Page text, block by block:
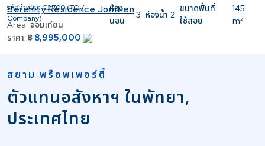
รหัสอ้างอิง: C2700 (TQ /
Company)
ห้อง
นอน
3 ห้องน้ำ 2
ขนาดพื้นที่
ใช้สอย
145
m²
Serenity Residence Jomtien
Area: จอมเทียน
ราคา: ฿ 8,995,000
สยาม พร๊อพเพอร์ตี้
ตัวแทนอสังหาฯ ในพัทยา,
ประเทศไทย